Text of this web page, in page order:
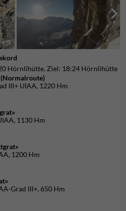
Hörnlihütte. Ziel: 18:24 Hörnlihütte
III+ UIAA, 1220 Hm
1130 Hm
1200 Hm
Grad III+, 650 Hm